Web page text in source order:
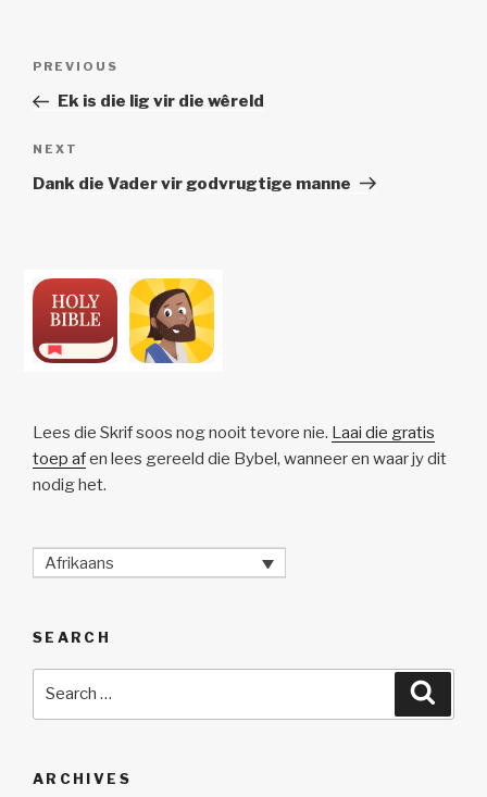
Previous
Post
PREVIOUS
Ek is die lig vir die wêreld
Next
Post
NEXT
Dank die Vader vir godvrugtige manne
Lees die Skrif soos nog nooit tevore nie. Laai die gratis
toep afen lees gereeld die Bybel, wanneer en waar jy dit
nodig het.
Afrikaans
SEARCH
ARCHIVES